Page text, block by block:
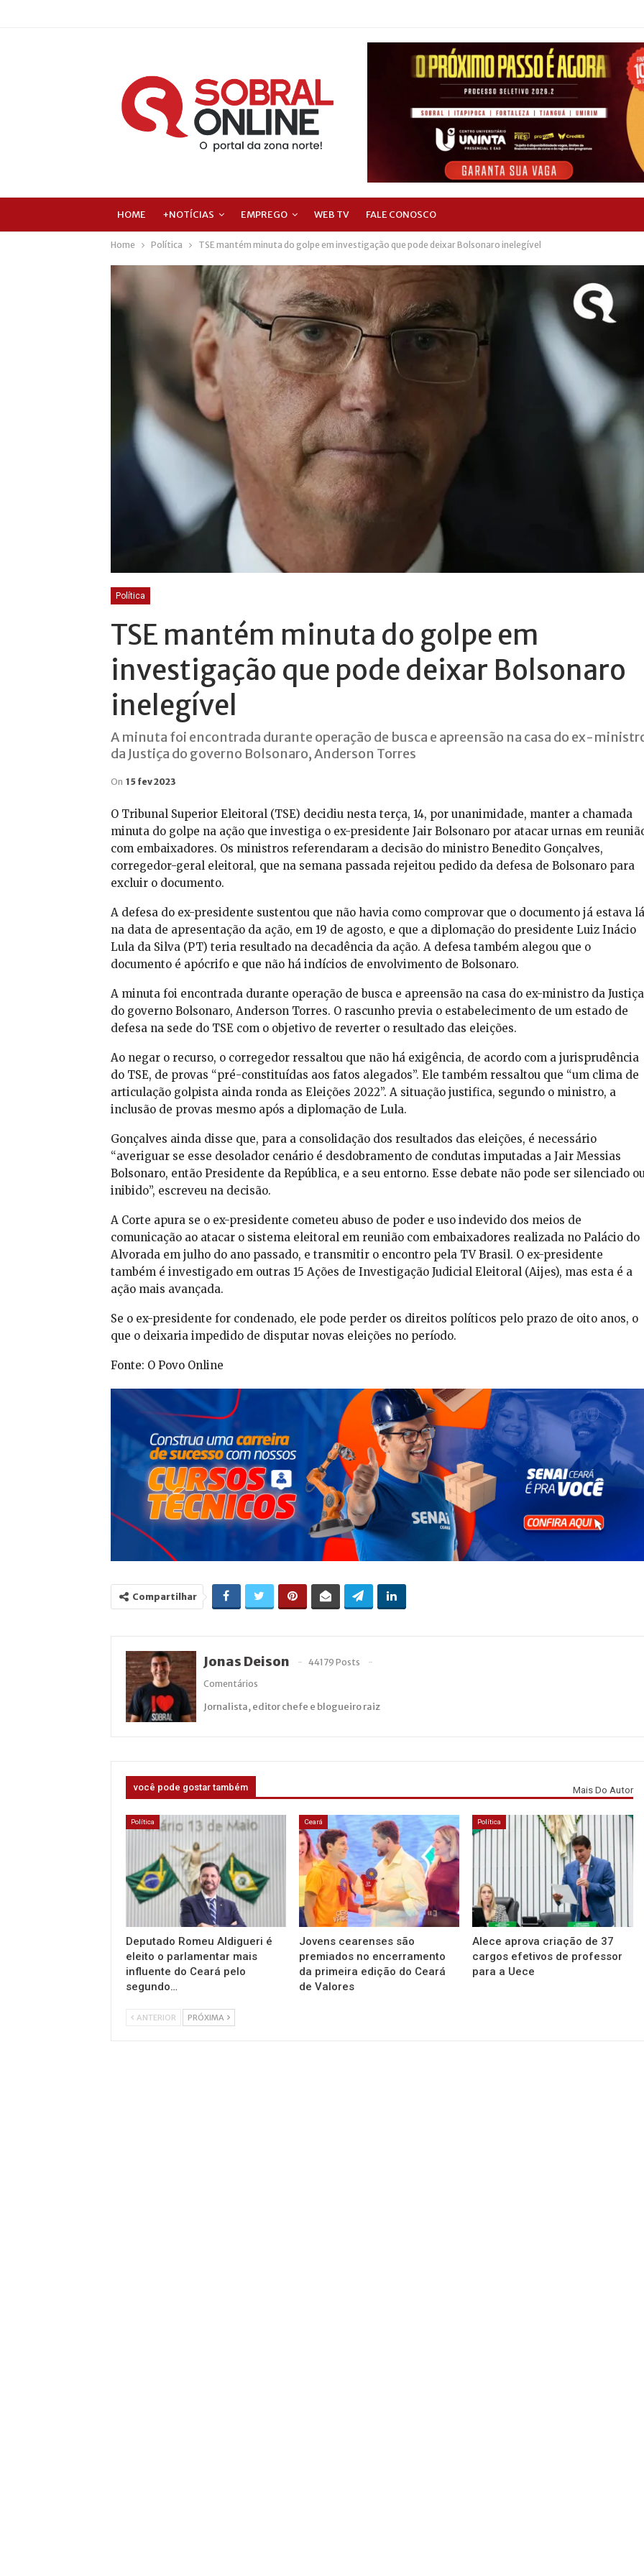
HOME +NOTÍCIAS EMPREGO WEB TV FALE CONOSCO
Home Política TSE mantém minuta do golpe em investigação que pode deixar Bolsonaro inelegível
Política
TSE mantém minuta do golpe em
investigação que pode deixar Bolsonaro
inelegível
A minuta foi encontrada durante operação de busca e apreensão na casa do ex-
da Justiça do governo Bolsonaro, Anderson Torres
On 15 fev 2023
O Tribunal Superior Eleitoral (TSE) decidiu nesta terça, 14, por unanimidade, manter a chamada
minuta do golpe na ação que investiga o ex-presidente Jair Bolsonaro por atacar urnas em
com embaixadores. Os ministros referendaram a decisão do ministro Benedito Gonçalves,
corregedor-geral eleitoral, que na semana passada rejeitou pedido da defesa de Bolsonaro para
excluir o documento.
A defesa do ex-presidente sustentou que não havia como comprovar que o documento já estava lá
na data de apresentação da ação, em 19 de agosto, e que a diplomação do presidente Luiz Inácio
Lula da Silva (PT) teria resultado na decadência da ação. A defesa também alegou que o
documento é apócrifo e que não há indícios de envolvimento de Bolsonaro.
A minuta foi encontrada durante operação de busca e apreensão na casa do ex-ministro da Justiça
do governo Bolsonaro, Anderson Torres. O rascunho previa o estabelecimento de um estado de
defesa na sede do TSE com o objetivo de reverter o resultado das eleições.
Ao negar o recurso, o corregedor ressaltou que não há exigência, de acordo com a jurisprudência
do TSE, de provas “pré-constituídas aos fatos alegados”. Ele também ressaltou que “um clima de
articulação golpista ainda ronda as Eleições 2022”. A situação justifica, segundo o ministro, a
inclusão de provas mesmo após a diplomação de Lula.
Gonçalves ainda disse que, para a consolidação dos resultados das eleições, é necessário
“averiguar se esse desolador cenário é desdobramento de condutas imputadas a Jair Messias
Bolsonaro, então Presidente da República, e a seu entorno. Esse debate não pode ser silenciado
inibido”, escreveu na decisão.
A Corte apura se o ex-presidente cometeu abuso de poder e uso indevido dos meios de
comunicação ao atacar o sistema eleitoral em reunião com embaixadores realizada no Palácio do
Alvorada em julho do ano passado, e transmitir o encontro pela TV Brasil. O ex-presidente
também é investigado em outras 15 Ações de Investigação Judicial Eleitoral (Aijes), mas esta é a
ação mais avançada.
Se o ex-presidente for condenado, ele pode perder os direitos políticos pelo prazo de oito anos, o
que o deixaria impedido de disputar novas eleições no período.
Fonte: O Povo Online
Compartilhar
Jonas Deison
44179 Posts
Comentários
Jornalista, editor chefe e blogueiro raiz
você pode gostar também Mais Do Autor
Política
Deputado Romeu Aldigueri é
eleito o parlamentar mais
influente do Ceará pelo
segundo…
Ceará
Jovens cearenses são
premiados no encerramento
da primeira edição do Ceará
de Valores
Política
Alece aprova criação de 37
cargos efetivos de professor
para a Uece
ANTERIOR PRÓXIMA